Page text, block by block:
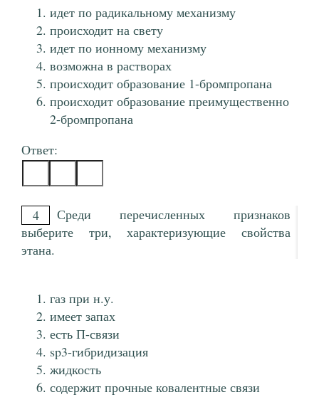
идет по радикальному механизму
происходит на свету
идет по ионному механизму
возможна в растворах
происходит образование 1-бромпропана
происходит образование преимущественно
2-бромпропана
Ответ:
4
Среди перечисленных признаков
выберите три, характеризующие свойства
этана.
газ при н.у.
имеет запах
есть П-связи
sp3-гибридизация
жидкость
содержит прочные ковалентные связи